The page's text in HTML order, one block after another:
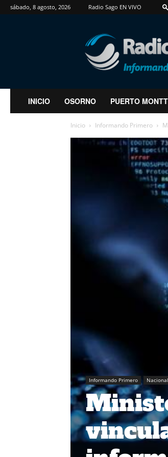
sábado, 8 agosto, 2026 Radio Sago EN VIVO
RadioSago
INICIO OSORNO PUERTO MONTT
Inicio Informando Primero
Informando Primero Nacional